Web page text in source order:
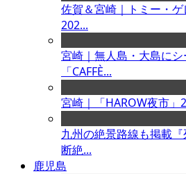
佐賀＆宮崎｜トミー・
202...
宮崎｜無人島・大島に
「CAFFÈ...
宮崎｜「HAROW夜市」
九州の絶景路線も掲載
断絶...
鹿児島